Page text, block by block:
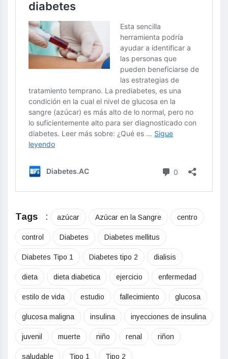
Tags : azúcar Azúcar en la Sangre centro
control Diabetes Diabetes mellitus
Diabetes Tipo 1 Diabetes tipo 2 dialisis
dieta dieta diabetica ejercicio enfermedad
estilo de vida estudio fallecimiento glucosa
glucosa maligna insulina inyecciones de insulina
juvenil muerte niño renal riñon
saludable Tipo 1 Tipo 2